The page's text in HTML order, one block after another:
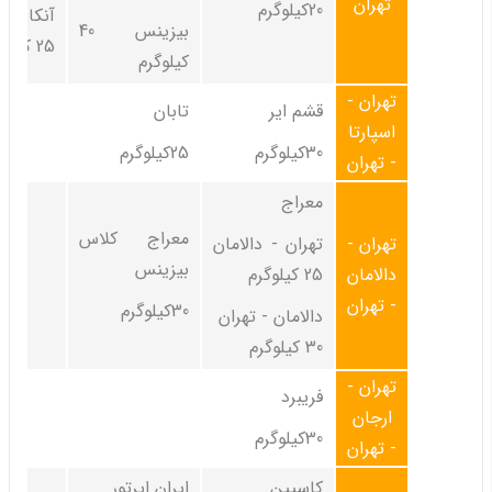
25 کیلوگرم
بیزینس 40
کیلوگرم
20کیلوگرم
تابان
25کیلوگرم
قشم ایر
30کیلوگرم
تهران -
اسپارتا
- تهران
معراج کلاس
بیزینس
30کیلوگرم
معراج
تهران - دالامان
25 کیلوگرم
دالامان - تهران
30 کیلوگرم
تهران -
دالامان
- تهران
فریبرد
30کیلوگرم
تهران -
ارجان
- تهران